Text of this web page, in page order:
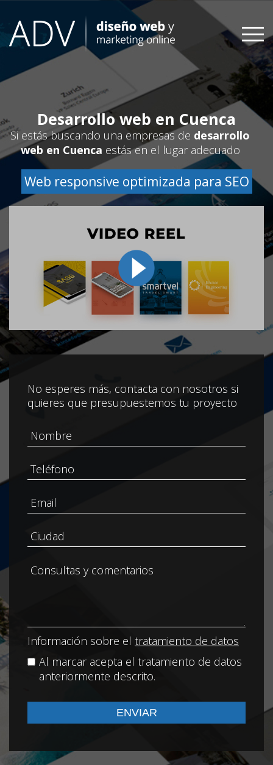
content
Desarrollo web en Cuenca
Si estás buscando una empresas de desarrollo
web en Cuenca estás en el lugar adecuado
Web responsive optimizada para SEO
No esperes más, contacta con nosotros si
quieres que presupuestemos tu proyecto
Información sobre el tratamiento de datos
Al marcar acepta el tratamiento de datos
anteriormente descrito.